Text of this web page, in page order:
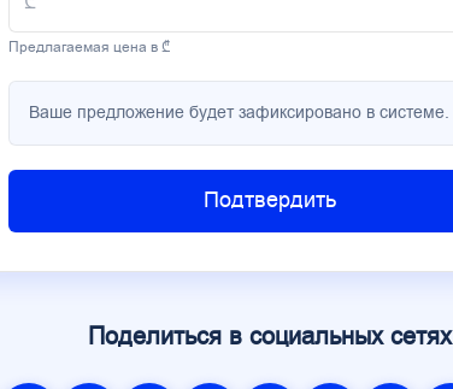
Предлагаемая цена в ₾
Ваше предложение будет зафиксировано в системе.
Подтвердить
Поделиться в социальных сетях